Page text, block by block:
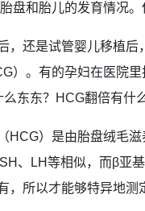
盘和胎儿的发育情况
，还是试管婴儿移植
）。有的孕妇在医院
东东？HCG翻倍有什
HCG）是由胎盘绒毛
、LH等相似，而β亚
，所以才能够特异地测